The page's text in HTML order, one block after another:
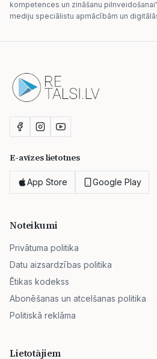
kompetences un zināšanu
mediju speciālistu apmācībām un
E-avīzes lietotnes
App Store Google Play
Noteikumi
Privātuma politika
Datu aizsardzības politika
Ētikas kodekss
Abonēšanas un atcelšanas politika
Politiskā reklāma
Lietotājiem